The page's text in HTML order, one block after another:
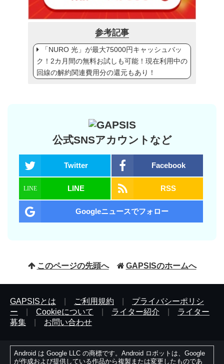
参考記事
「NURO 光」が最大75000円キャッシュバッ
ク！2カ月間の無料お試しも可能！現在利用中の
回線の解約関連費用分の還元もあり！
公式SNSアカウントなど
Twitter Facebook
LINE RSS
Googleニュースでフォロー
このページの先頭へ GAPSISのホームへ
GAPSISとは ご利用規約
プライバシーポリシ
ー
Cookieについて ライター紹介
ライター
募集
お問い合わせ
Android は Google LLC の商標です。Android ロボットは、Google
が作成および提供している作品から複製または変更したものであ